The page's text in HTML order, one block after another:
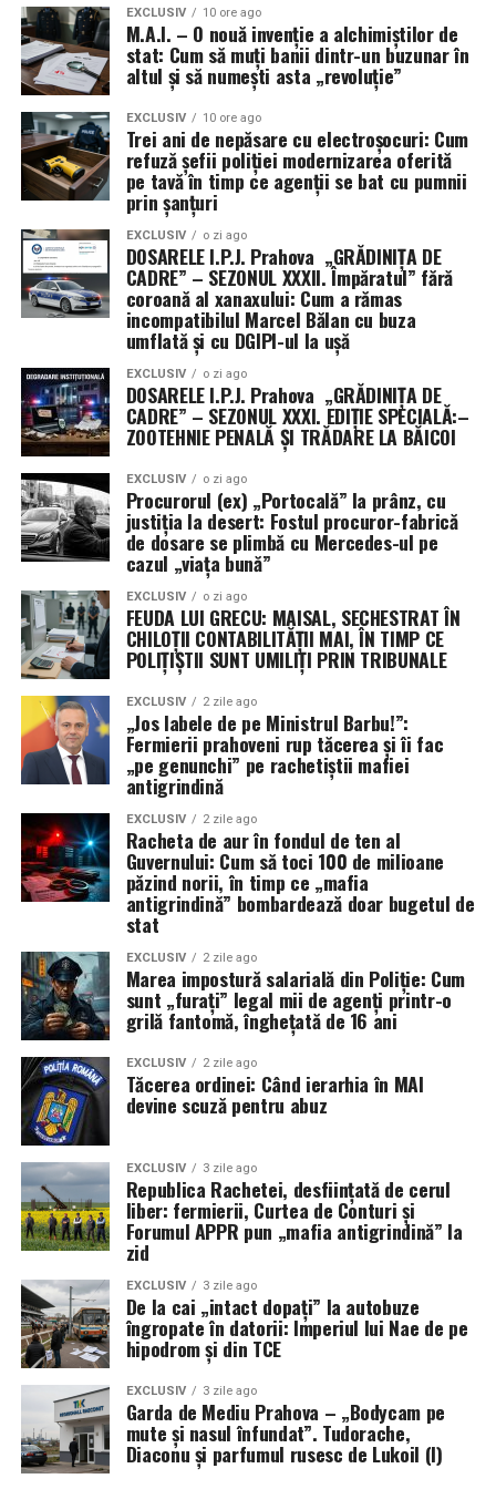
rutina noastră zilnică fără
eforturi mari?
Integrarea mișcării în rutina zilnică nu necesită
neapărat un abonament la sală sau un echipament
scump. Este vorba despre a face alegeri inteligente și a
transforma momentele statice în oportunități de
mișcare. Un prim pas ar putea fi mersul pe jos mai mult.
Parcați mașina mai departe de destinație, coborâți cu o
stație înainte de a ajunge la serviciu sau la cumpărături,
sau pur și simplu faceți o plimbare scurtă după cină.
Aceste sesiuni de mers pe jos, chiar și de 15-20 de
minute, adunate pe parcursul zilei, pot face o diferență
semnificativă în numărul total de pași și în arderea
caloriilor.
Un alt mod eficient este utilizarea scărilor în locul
liftului sau al scărilor rulante. Chiar dacă pare un efort
minor, urcatul scărilor lucrează musculatura picioarelor
și a fesierilor, contribuind la tonifiere și la un consum
caloric crescut. În plus, activități precum grădinăritul,
curățenia în casă sau joaca activă cu copiii sau animalele
de companie sunt excelente modalități de a rămâne
activ fără a simți că faci un „antrenament” propriu-zis.
Setarea unor alarme scurte la fiecare oră pentru a te
ridica și a te mișca câteva minute, chiar și un simplu
stretching, poate contracara efectele negative ale
sedentarismului prelungit la birou. Aceste sfaturi pentru
slabire sanatoasa demonstrează că nu trebuie să
depunem eforturi extraordinare pentru a ne îmbunătăți
starea de sănătate și a ne atinge obiectivele de greutate.
Este important să găsim activități care ne plac, deoarece
plăcerea este un motor puternic pentru menținerea
consecvenței. Indiferent dacă este vorba despre dans,
plimbări în natură, înot sau yoga, integrarea unei
activități agreabile în programul săptămânal va face ca
mișcarea să devină o sursă de bucurie și relaxare, nu o
obligație. Această abordare pozitivă este esențială
pentru a susține procesul de slabire pe termen lung,
transformând efortul într-un obicei sănătos și plăcut.
EXCLUSIV 10 ore ago
M.A.I. – O nouă invenție a alchimiștilor de
stat: Cum să muți banii dintr-un buzunar în
altul și să numești asta „revoluție”
EXCLUSIV 10 ore ago
Trei ani de nepăsare cu electroșocuri: Cum
refuză șefii poliției modernizarea oferită
pe tavă în timp ce agenții se bat cu pumnii
prin șanțuri
EXCLUSIV o zi ago
DOSARELE I.P.J. Prahova „GRĂDINIȚA DE
CADRE” – SEZONUL XXXII. Împăratul” fără
coroană al xanaxului: Cum a rămas
incompatibilul Marcel Bălan cu buza
umflată și cu DGIPI-ul la ușă
EXCLUSIV o zi ago
DOSARELE I.P.J. Prahova „GRĂDINIȚA DE
CADRE” – SEZONUL XXXI. EDIȚIE SPECIALĂ:–
ZOOTEHNIE PENALĂ ȘI TRĂDARE LA BĂICOI
EXCLUSIV o zi ago
Procurorul (ex) „Portocală” la prânz, cu
justiția la desert: Fostul procuror-fabrică
de dosare se plimbă cu Mercedes-ul pe
cazul „viața bună”
EXCLUSIV o zi ago
FEUDA LUI GRECU: MAISAL, SECHESTRAT ÎN
CHILOȚII CONTABILITĂȚII MAI, ÎN TIMP CE
POLIȚIȘTII SUNT UMILIȚI PRIN TRIBUNALE
EXCLUSIV 2 zile ago
„Jos labele de pe Ministrul Barbu!”:
Fermierii prahoveni rup tăcerea și îi fac
„pe genunchi” pe rachetiștii mafiei
antigrindină
EXCLUSIV 2 zile ago
Racheta de aur în fondul de ten al
Guvernului: Cum să toci 100 de milioane
păzind norii, în timp ce „mafia
antigrindină” bombardează doar bugetul de
stat
EXCLUSIV 2 zile ago
Marea impostură salarială din Poliție: Cum
sunt „furați” legal mii de agenți printr-o
grilă fantomă, înghețată de 16 ani
EXCLUSIV 2 zile ago
Tăcerea ordinei: Când ierarhia în MAI
devine scuză pentru abuz
EXCLUSIV 3 zile ago
Republica Rachetei, desființată de cerul
liber: fermierii, Curtea de Conturi și
Forumul APPR pun „mafia antigrindină” la
zid
EXCLUSIV 3 zile ago
De la cai „intact dopați” la autobuze
îngropate în datorii: Imperiul lui Nae de pe
hipodrom și din TCE
EXCLUSIV 3 zile ago
Garda de Mediu Prahova – „Bodycam pe
mute și nasul înfundat”. Tudorache,
Diaconu și parfumul rusesc de Lukoil (I)